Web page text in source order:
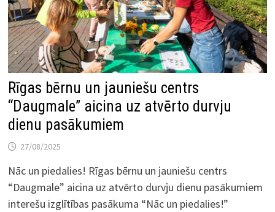
Rīgas bērnu un jauniešu centrs
“Daugmale” aicina uz atvērto durvju
dienu pasākumiem
27/08/2025
Nāc un piedalies! Rīgas bērnu un jauniešu centrs
“Daugmale” aicina uz atvērto durvju dienu pasākumiem
interešu izglītības pasākuma “Nāc un piedalies!”